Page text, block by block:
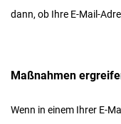
dann, ob Ihre E-Mail-
Maßnahmen
Wenn in einem Ihrer E-